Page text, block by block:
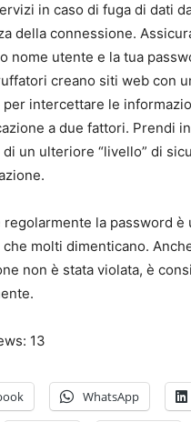
in caso di fuga di dati
della connessione.
nome utente e la tua
creano siti web con
per intercettare le
a due fattori. Prendi
di un ulteriore “livello” di
la password è
molti dimenticano.
non è stata violata, è
13
WhatsApp